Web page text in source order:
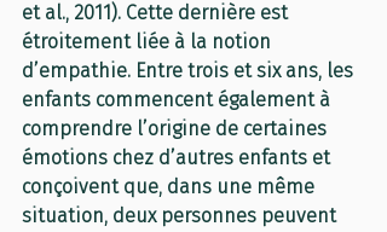
et al., 2011). Cette dernière est
étroitement liée à la notion
d’empathie. Entre trois et six ans, les
enfants commencent également à
comprendre l’origine de certaines
émotions chez d’autres enfants et
conçoivent que, dans une même
situation, deux personnes peuvent